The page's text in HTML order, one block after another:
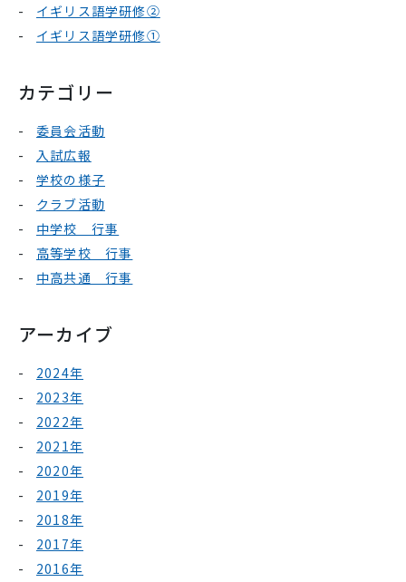
イギリス語学研修②
イギリス語学研修①
カテゴリー
委員会活動
入試広報
学校の様子
クラブ活動
中学校 行事
高等学校 行事
中高共通 行事
アーカイブ
2024年
2023年
2022年
2021年
2020年
2019年
2018年
2017年
2016年